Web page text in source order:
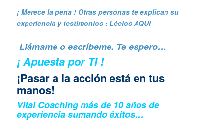
¡ Merece la pena ! Otras personas te explican su
experiencia y testimonios : Léelos AQUI
Llámame o escríbeme. Te espero…
¡ Apuesta por TI !
¡Pasar a la acción está en tus
manos!
Vital Coaching más de 10 años de
experiencia sumando éxitos…